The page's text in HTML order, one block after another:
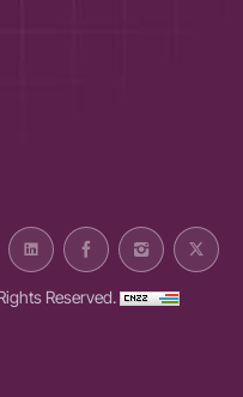
Reserved.